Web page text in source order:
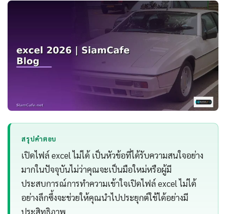
สรุปคำตอบ
เปิดไฟล์ excel ไม่ได้ เป็นหัวข้อที่ได้รับความสนใจอย่าง
มากในปัจจุบันไม่ว่าคุณจะเป็นมือใหม่หรือผู้มี
ประสบการณ์การทำความเข้าใจเปิดไฟล์ excel ไม่ได้
อย่างลึกซึ้งจะช่วยให้คุณนำไปประยุกต์ใช้ได้อย่างมี
ประสิทธิภาพ